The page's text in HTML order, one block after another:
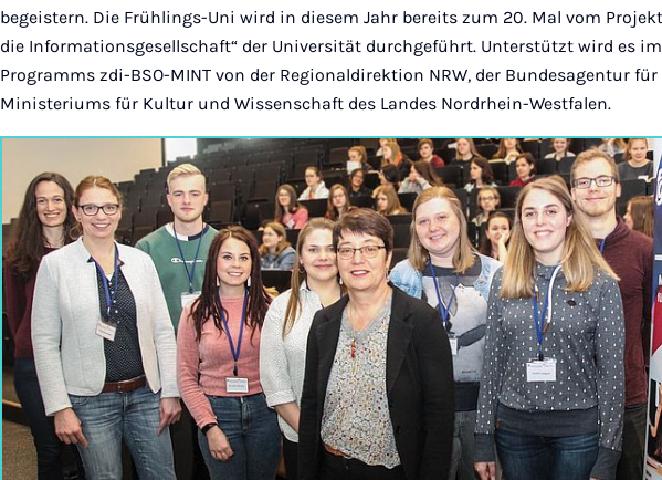
begeistern. Die Frühlings-Uni wird in diesem Jahr bereits zum 20. Mal vom
die Informationsgesellschaft“ der Universität durchgeführt. Unterstützt wird es
Programms zdi-BSO-MINT von der Regionaldirektion NRW, der Bundesagentur
Ministeriums für Kultur und Wissenschaft des Landes Nordrhein-Westfalen.